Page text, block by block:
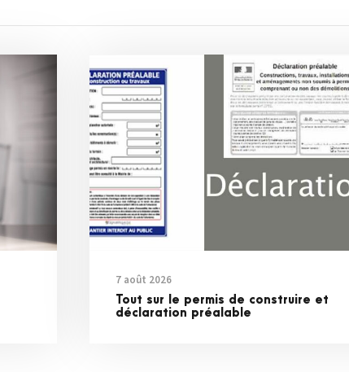
7 août 2026
Tout sur le permis de construire et
déclaration préalable